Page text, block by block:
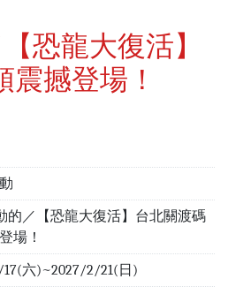
恐龍大復活】
震撼登場！
的／【恐龍大復活】台北關渡碼
場！
17(六)~2027/2/21(日)